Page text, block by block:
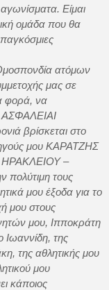
Είμαι
ομάδα που θα
ατόμων
μας σε
φορά, να
ΑΣΦΑΛΕΙΑΙ
βρίσκεται στο
μου ΚΑΡΑΤΖΗΣ
–
τους
μου έξοδα για το
μου στους
μου, Ιπποκράτη
της
της αθλητικής μου
μου
κάποιος